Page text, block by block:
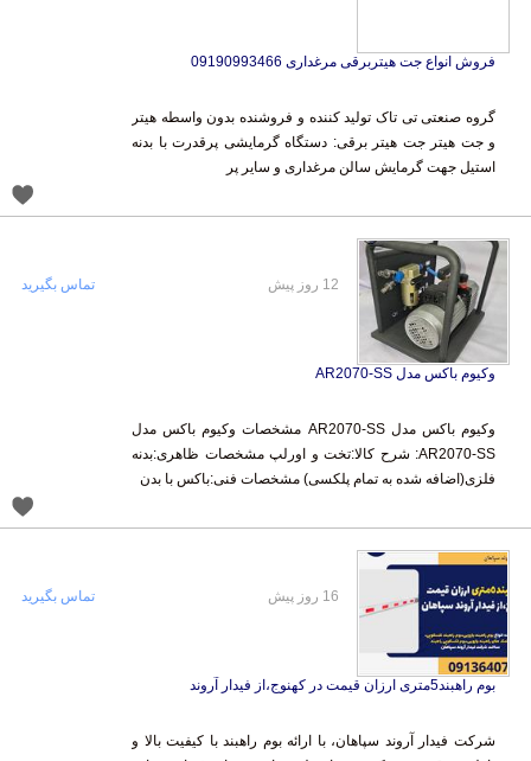
فروش انواع جت هیتربرقی مرغداری 09190993466
گروه صنعتی تی تاک تولید کننده و فروشنده بدون واسطه هیتر
و جت هیتر جت هیتر برقی: دستگاه گرمایشی پرقدرت با بدنه
استیل جهت گرمایش سالن مرغداری و سایر پر
وکیوم باکس مدل AR2070-SS
وکیوم باکس مدل AR2070-SS مشخصات وکیوم باکس مدل
AR2070-SS: شرح کالا:تخت و اورلپ مشخصات ظاهری:بدنه
فلزی(اضافه شده به تمام پلکسی) مشخصات فنی:باکس با بدن
12 روز پیش تماس بگیرید
بوم راهبند5متری ارزان قیمت در کهنوج،از فیدار آروند
شرکت فیدار آروند سپاهان، با ارائه بوم راهبند با کیفیت بالا و
نازلترین قیمت در کهنوج، راه حلی مناسب برای شماست. این
16 روز پیش تماس بگیرید